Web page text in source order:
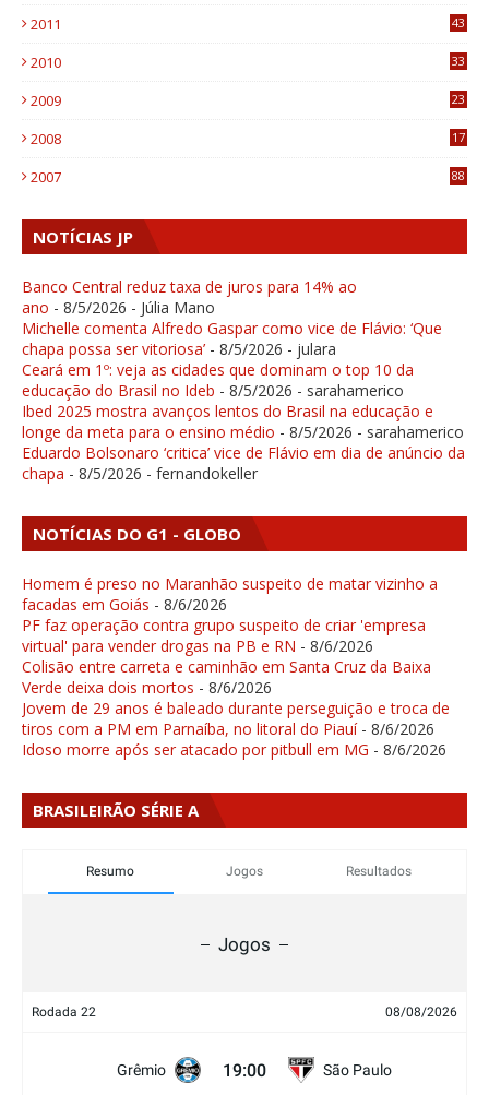
2011
43
2010
33
2009
23
2008
17
2007 88
NOTÍCIAS JP
Banco Central reduz taxa de juros para 14% ao
ano - 8/5/2026 - Júlia Mano
Michelle comenta Alfredo Gaspar como vice de Flávio: ‘Que
chapa possa ser vitoriosa’ - 8/5/2026 - julara
Ceará em 1º: veja as cidades que dominam o top 10 da
educação do Brasil no Ideb - 8/5/2026 - sarahamerico
Ibed 2025 mostra avanços lentos do Brasil na educação e
longe da meta para o ensino médio - 8/5/2026 - sarahamerico
Eduardo Bolsonaro ‘critica’ vice de Flávio em dia de anúncio da
chapa - 8/5/2026 - fernandokeller
NOTÍCIAS DO G1 - GLOBO
Homem é preso no Maranhão suspeito de matar vizinho a
facadas em Goiás - 8/6/2026
PF faz operação contra grupo suspeito de criar 'empresa
virtual' para vender drogas na PB e RN - 8/6/2026
Colisão entre carreta e caminhão em Santa Cruz da Baixa
Verde deixa dois mortos - 8/6/2026
Jovem de 29 anos é baleado durante perseguição e troca de
tiros com a PM em Parnaíba, no litoral do Piauí- 8/6/2026
Idoso morre após ser atacado por pitbull em MG - 8/6/2026
BRASILEIRÃO SÉRIE A
Resumo Jogos Resultados
Jogos
Rodada 22 08/08/2026
Grêmio 19:00 São Paulo